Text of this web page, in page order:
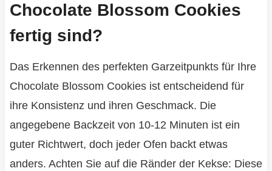
Chocolate Blossom Cookies
fertig sind?
Das Erkennen des perfekten Garzeitpunkts für Ihre
Chocolate Blossom Cookies ist entscheidend für
ihre Konsistenz und ihren Geschmack. Die
angegebene Backzeit von 10-12 Minuten ist ein
guter Richtwert, doch jeder Ofen backt etwas
anders. Achten Sie auf die Ränder der Kekse: Diese